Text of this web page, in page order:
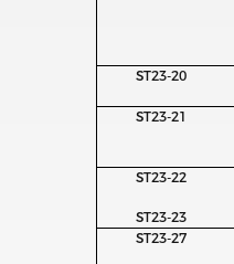
ST23-20
ST23-21
ST23-22
ST23-23
ST23-27